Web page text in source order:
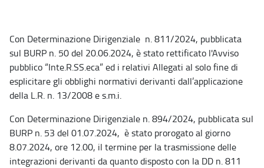
Con Determinazione Dirigenziale n. 811/2024, pubblicata
sul BURP n. 50 del 20.06.2024, è stato rettificato l'Avviso
pubblico “Inte.R.SS.eca” ed i relativi Allegati al solo fine di
esplicitare gli obblighi normativi derivanti dall’applicazione
della L.R. n. 13/2008 e s.m.i.
Con Determinazione Dirigenziale n. 894/2024, pubblicata sul
BURP n. 53 del 01.07.2024, è stato prorogato al giorno
8.07.2024, ore 12.00, il termine per la trasmissione delle
integrazioni derivanti da quanto disposto con la DD n. 811